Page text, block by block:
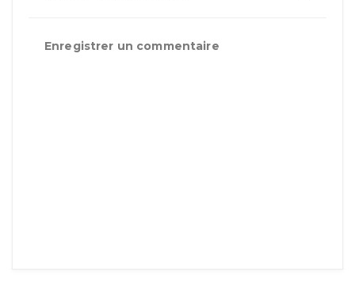
Enregistrer un commentaire